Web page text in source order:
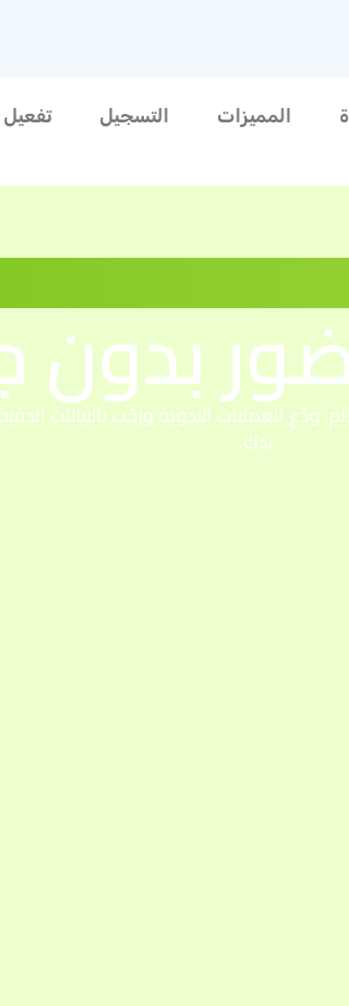
المميزات التسجيل
العمليات اليدوية ورحّب بالبيانات
يدك.